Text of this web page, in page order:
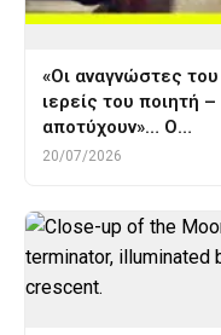
«Οι αναγνώστες
ιερείς του ποιητή
αποτύχουν»… Ο…
20/07/2026